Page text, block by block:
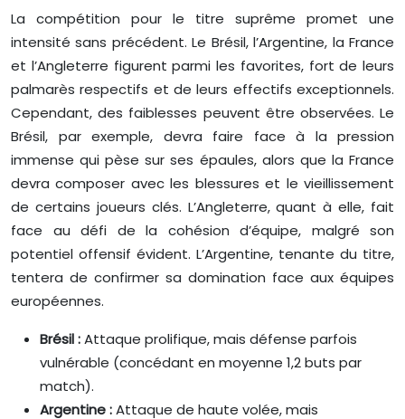
La compétition pour le titre suprême promet une
intensité sans précédent. Le Brésil, l’Argentine, la France
et l’Angleterre figurent parmi les favorites, fort de leurs
palmarès respectifs et de leurs effectifs exceptionnels.
Cependant, des faiblesses peuvent être observées. Le
Brésil, par exemple, devra faire face à la pression
immense qui pèse sur ses épaules, alors que la France
devra composer avec les blessures et le vieillissement
de certains joueurs clés. L’Angleterre, quant à elle, fait
face au défi de la cohésion d’équipe, malgré son
potentiel offensif évident. L’Argentine, tenante du titre,
tentera de confirmer sa domination face aux équipes
européennes.
Brésil :Attaque prolifique, mais défense parfois
vulnérable (concédant en moyenne 1,2 buts par
match).
Argentine :Attaque de haute volée, mais